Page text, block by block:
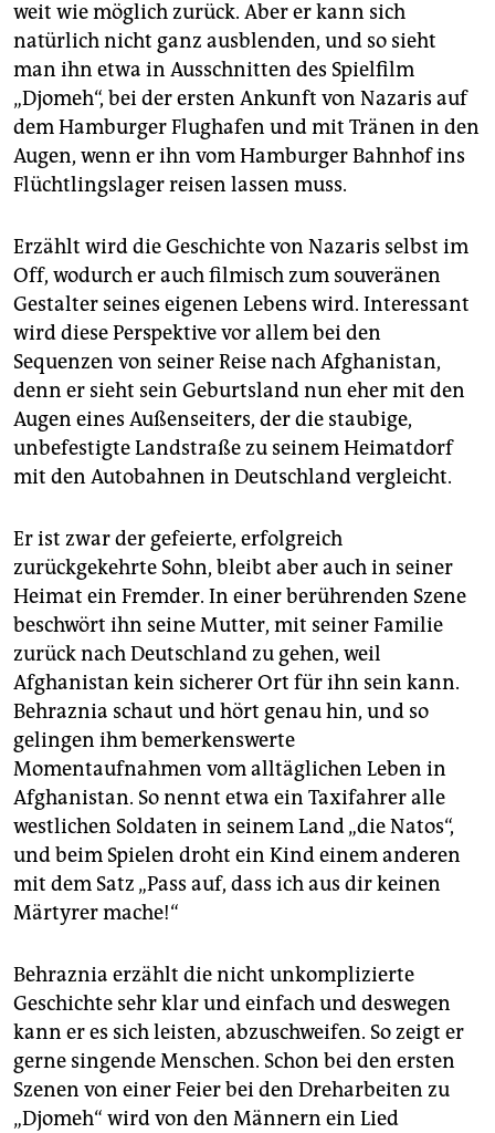
weit wie möglich zurück. Aber er kann sich
natürlich nicht ganz ausblenden, und so sieht
man ihn etwa in Ausschnitten des Spielfilm
„Djomeh“, bei der ersten Ankunft von Nazaris auf
dem Hamburger Flughafen und mit Tränen in den
Augen, wenn er ihn vom Hamburger Bahnhof ins
Flüchtlingslager reisen lassen muss.
Erzählt wird die Geschichte von Nazaris selbst im
Off, wodurch er auch filmisch zum souveränen
Gestalter seines eigenen Lebens wird. Interessant
wird diese Perspektive vor allem bei den
Sequenzen von seiner Reise nach Afghanistan,
denn er sieht sein Geburtsland nun eher mit den
Augen eines Außenseiters, der die staubige,
unbefestigte Landstraße zu seinem Heimatdorf
mit den Autobahnen in Deutschland vergleicht.
Er ist zwar der gefeierte, erfolgreich
zurückgekehrte Sohn, bleibt aber auch in seiner
Heimat ein Fremder. In einer berührenden Szene
beschwört ihn seine Mutter, mit seiner Familie
zurück nach Deutschland zu gehen, weil
Afghanistan kein sicherer Ort für ihn sein kann.
Behraznia schaut und hört genau hin, und so
gelingen ihm bemerkenswerte
Momentaufnahmen vom alltäglichen Leben in
Afghanistan. So nennt etwa ein Taxifahrer alle
westlichen Soldaten in seinem Land „die Natos“,
und beim Spielen droht ein Kind einem anderen
mit dem Satz „Pass auf, dass ich aus dir keinen
Märtyrer mache!“
Behraznia erzählt die nicht unkomplizierte
Geschichte sehr klar und einfach und deswegen
kann er es sich leisten, abzuschweifen. So zeigt er
gerne singende Menschen. Schon bei den ersten
Szenen von einer Feier bei den Dreharbeiten zu
„Djomeh“ wird von den Männern ein Lied